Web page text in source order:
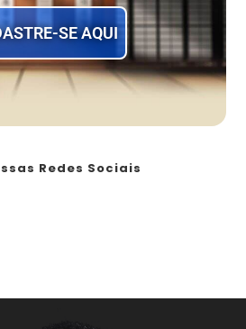
SE AQUI
Redes Sociais